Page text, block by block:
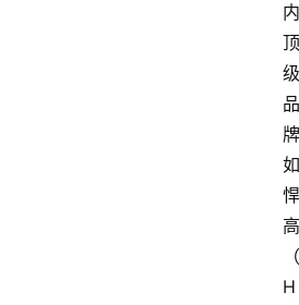
内
顶
级
品
牌
如
悍
高
（
H